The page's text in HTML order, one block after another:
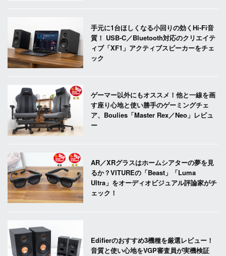
手元に1台ほしくなる小回りの効くHi-Fi音
質！ USB-C／Bluetooth対応のクリエイテ
ィブ「XF1」アクティブスピーカーをチェ
ック
ゲーマー以外にもオススメ！他と一線を画
す座り心地と使い勝手のゲーミングチェ
ア、Boulies「Master Rex／Neo」レビュ
ー
AR／XRグラスはホームシアターの夢を見
るか？VITUREの「Beast」「Luma
Ultra」をオーディオビジュアル評論家がチ
ェック！
Edifierのおすすめ3機種を厳選レビュー！
音質と使い心地をVGP審査員が実機検証